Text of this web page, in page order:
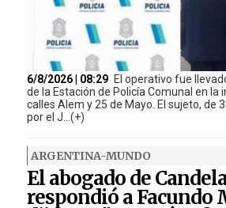
6/8/2026 | 08:29 El operativo fue
de la Estación de Policía Comunal en la
calles Alem y 25 de Mayo. El sujeto, de
por el J...(+)
ARGENTINA-MUNDO
El abogado de
respondió a Facundo